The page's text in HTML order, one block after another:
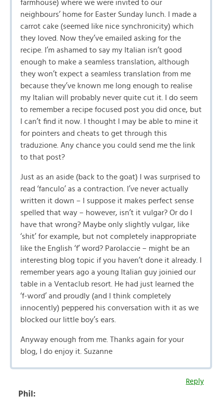
farmhouse) where we were invited to our
neighbours’ home for Easter Sunday lunch. I made a
carrot cake (seemed like nice synchronicity) which
they loved. Now they’ve emailed asking for the
recipe. I’m ashamed to say my Italian isn’t good
enough to make a seamless translation, although
they won’t expect a seamless translation from me
because they’ve known me long enough to realise
my Italian will probably never quite cut it. I do seem
to remember a recipe focused post you did once, but
I can’t find it now. I thought I may be able to mine it
for pointers and cheats to get through this
traduzione. Any chance you could send me the link
to that post?
Just as an aside (back to the goat) I was surprised to
read ‘fanculo’ as a contraction. I’ve never actually
written it down – I suppose it makes perfect sense
spelled that way – however, isn’t it vulgar? Or do I
have that wrong? Maybe only slightly vulgar, like
‘shit’ for example, but not completely inappropriate
like the English ‘f’ word? Parolaccie – might be an
interesting blog topic if you haven’t done it already. I
remember years ago a young Italian guy joinied our
table in a Ventaclub resort. He had just learned the
‘f-word’ and proudly (and I think completely
innocently) peppered his conversation with it as we
blocked our little boy’s ears.
Anyway enough from me. Thanks again for your
blog, I do enjoy it. Suzanne
Reply
Phil: